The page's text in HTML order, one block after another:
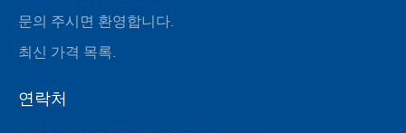
문의 주시면 환영합니다.
최신 가격 목록.
연락처